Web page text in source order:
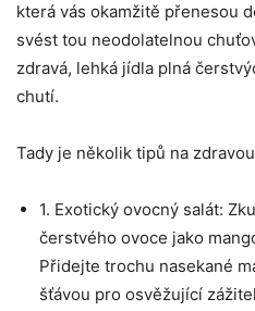
která vás okamžitě přenesou
svést tou neodolatelnou
zdravá, lehká jídla plná‍
chutí.
Tady je několik tipů na
1. Exotický ovocný salát:
čerstvého ​ovoce jako
Přidejte ⁢trochu nasekané
šťávou ‌pro osvěžující